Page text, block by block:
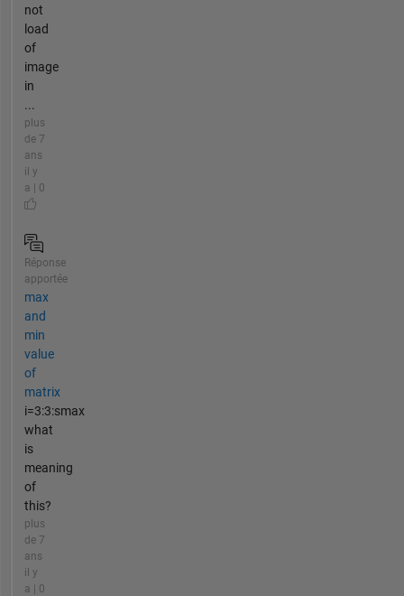
not
load
of
image
in
...
plus
de 7
ans
il y
a | 0
Réponse
apportée
max
and
min
value
of
matrix
i=3:3:smax
what
is
meaning
of
this?
plus
de 7
ans
il y
a | 0